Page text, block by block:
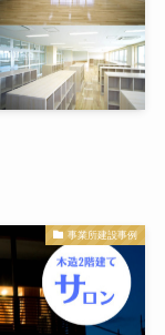
事業所建設事例